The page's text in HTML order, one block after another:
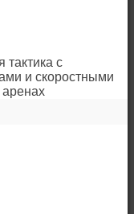
тактика с
и скоростными